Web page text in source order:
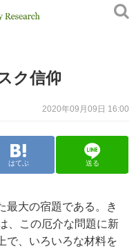
ク信仰
2020年09月09日 16:00
はてぶ 送る
最大の宿題である。き
、この厄介な問題に新
で、いろいろな材料を